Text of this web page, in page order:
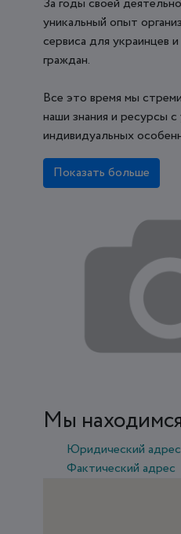
уникальный опыт
сервиса для украинцев
граждан.
Все это время мы
наши знания и ресурсы
индивидуальных
Показать больше
Мы
Юридический адрес
Фактический адрес